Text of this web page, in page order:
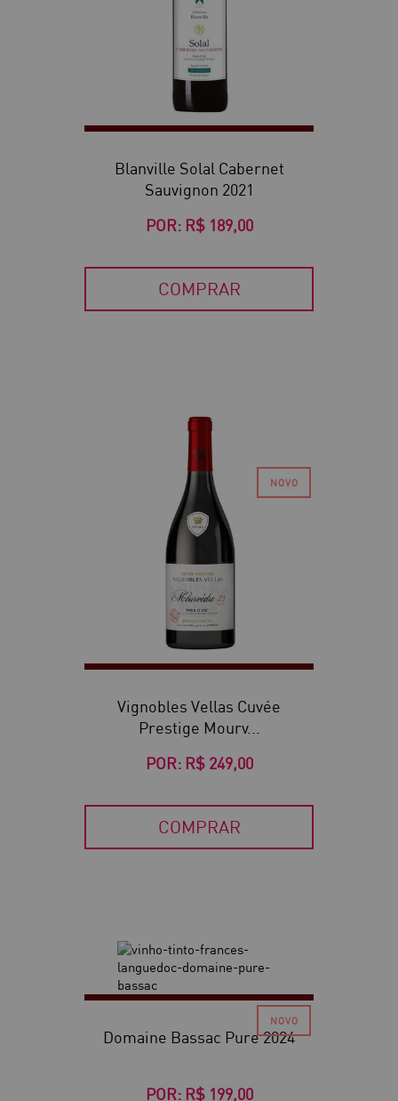
Blanville Solal Cabernet
Sauvignon 2021
POR: R$ 189,00
COMPRAR
Vignobles Vellas Cuvée
Prestige Mourv...
POR: R$ 249,00
COMPRAR
Domaine Bassac Pure 2024
POR: R$ 199,00